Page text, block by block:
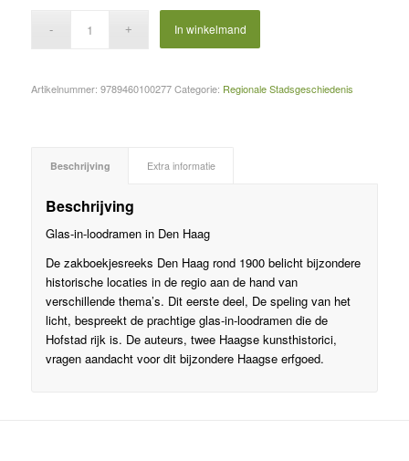
In winkelmand
Artikelnummer: 9789460100277 Categorie: Regionale Stadsgeschiedenis
Beschrijving Extra informatie
Beschrijving
Glas-in-loodramen in Den Haag
De zakboekjesreeks Den Haag rond 1900 belicht bijzondere
historische locaties in de regio aan de hand van
verschillende thema’s. Dit eerste deel, De speling van het
licht, bespreekt de prachtige glas-in-loodramen die de
Hofstad rijk is. De auteurs, twee Haagse kunsthistorici,
vragen aandacht voor dit bijzondere Haagse erfgoed.